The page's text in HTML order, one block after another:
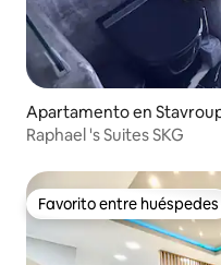
Apartamento en
Raphael 's Suites SKG
Favorito entre huéspedes
Favorito entre huéspedes